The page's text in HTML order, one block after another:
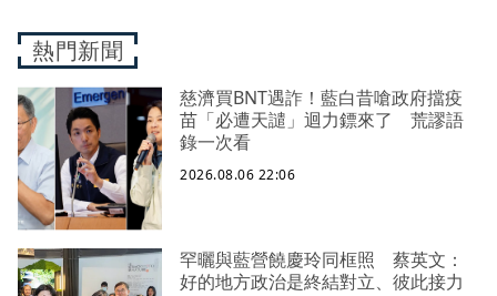
熱門新聞
慈濟買BNT遇詐！藍白昔嗆政府擋疫
苗「必遭天譴」迴力鏢來了 荒謬語
錄一次看
2026.08.06 22:06
罕曬與藍營饒慶玲同框照 蔡英文：
好的地方政治是終結對立、彼此接力